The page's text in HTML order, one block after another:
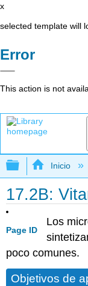
x
selected template will
Error
This action is not
Expandir/
Inicio
17.2B:
Page ID
Los
poco comunes.
Objetivos de